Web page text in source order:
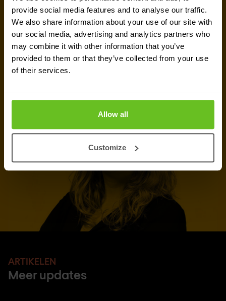
provide social media features and to analyse our traffic.
We also share information about your use of our site with
our social media, advertising and analytics partners who
may combine it with other information that you’ve
provided to them or that they’ve collected from your use
of their services.
Allow all
Customize
team van experts inZoeterwoudestaat klaar om
je te helpen.
Contact met expert
ARTIKELEN
Meer updates